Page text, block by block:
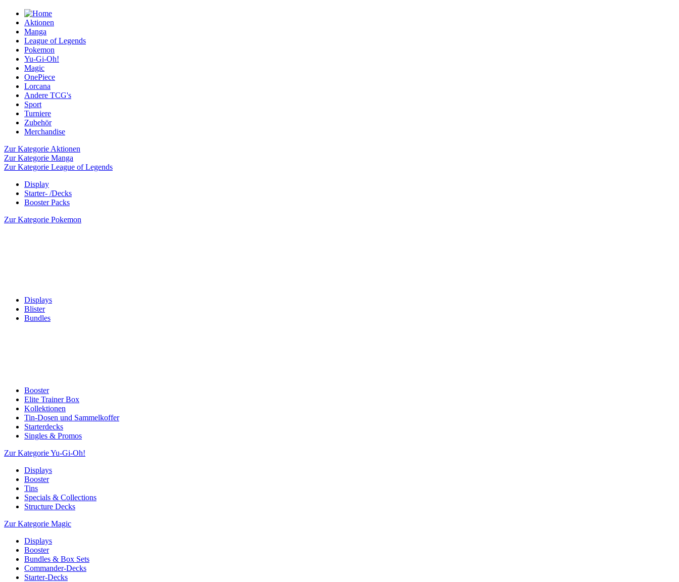
Aktionen
Manga
League of Legends
Pokemon
Yu-Gi-Oh!
Magic
OnePiece
Lorcana
Andere TCG's
Sport
Turniere
Zubehör
Merchandise
Zur Kategorie Aktionen
Zur Kategorie Manga
Zur Kategorie League of Legends
Display
Starter- /Decks
Booster Packs
Zur Kategorie Pokemon
Displays
Blister
Bundles
Booster
Elite Trainer Box
Kollektionen
Tin-Dosen und Sammelkoffer
Starterdecks
Singles & Promos
Zur Kategorie Yu-Gi-Oh!
Displays
Booster
Tins
Specials & Collections
Structure Decks
Zur Kategorie Magic
Displays
Booster
Bundles & Box Sets
Commander-Decks
Starter-Decks